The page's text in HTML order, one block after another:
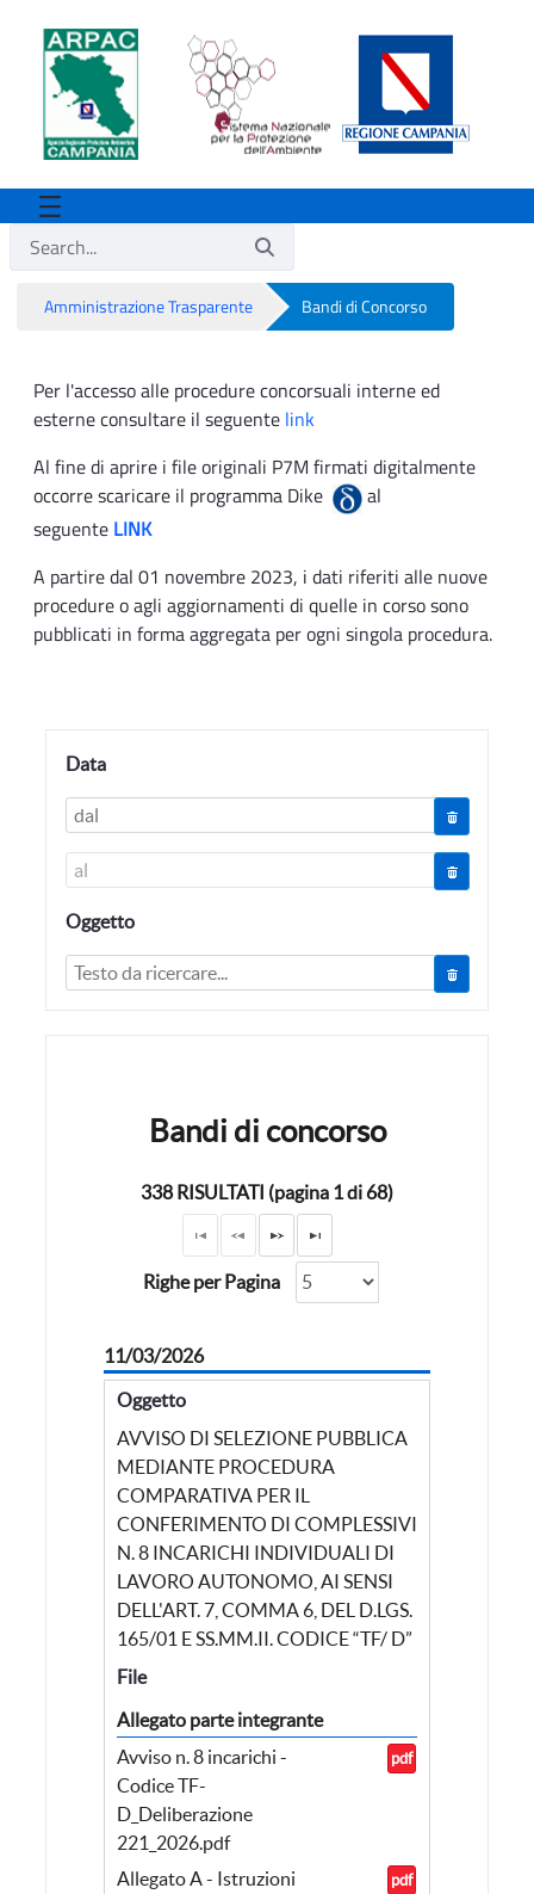
Amministrazione Trasparente Bandi di Concorso
Bandi di Concorso
Per l'accesso alle procedure concorsuali interne ed
esterne consultare il seguente link
Al fine di aprire i file originali P7M firmati digitalmente
occorre scaricare il programma Dike
al
seguente LINK
A partire dal 01 novembre 2023, i dati riferiti alle nuove
procedure o agli aggiornamenti di quelle in corso sono
pubblicati in forma aggregata per ogni singola procedura.
Data
Oggetto
Bandi di concorso
338 RISULTATI (pagina 1 di 68)
Righe per Pagina
11/03/2026
Oggetto
AVVISO DI SELEZIONE PUBBLICA
MEDIANTE PROCEDURA
COMPARATIVA PER IL
CONFERIMENTO DI COMPLESSIVI
N. 8 INCARICHI INDIVIDUALI DI
LAVORO AUTONOMO, AI SENSI
DELL'ART. 7, COMMA 6, DEL D.LGS.
165/01 E SS.MM.II. CODICE “TF/ D”
File
Allegato parte integrante
Avviso n. 8 incarichi -
Codice TF-
D_Deliberazione
221_2026.pdf
pdf
Allegato A - Istruzioni
pdf